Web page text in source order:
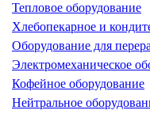
Тепловое оборудование
Хлебопекарное и
Оборудование для
Электромеханическое
Кофейное оборудование
Нейтральное